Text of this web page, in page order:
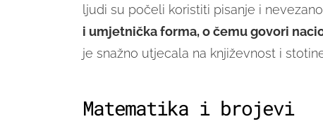
ljudi su počeli koristiti pisanje i
i umjetnička forma, o čemu govori
je snažno utjecala na književnost i
Matematika i brojevi